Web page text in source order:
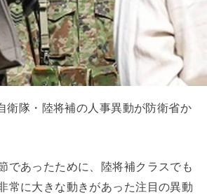
衛隊・陸将補の人事異動が防衛省か
であったために、陸将補クラスでも
常に大きな動きがあった注目の異動